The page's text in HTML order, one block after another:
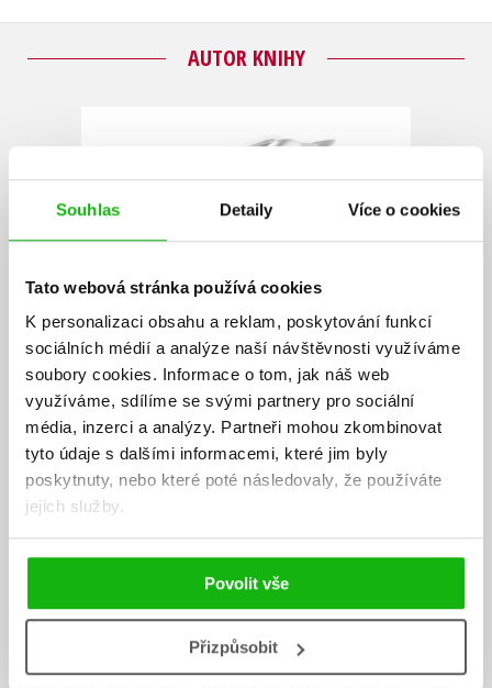
Souhlas Detaily Více o cookies
Tato webová stránka používá cookies
K personalizaci obsahu a reklam, poskytování funkcí
sociálních médií a analýze naší návštěvnosti využíváme
soubory cookies. Informace o tom, jak náš web
využíváme, sdílíme se svými partnery pro sociální
média, inzerci a analýzy. Partneři mohou zkombinovat
tyto údaje s dalšími informacemi, které jim byly
poskytnuty, nebo které poté následovaly, že používáte
jejich služby.
Povolit vše
Přizpůsobit
AUTOR KNIHY
PhDr. Pavel Maurer vystudoval žurnalistiku a několik semestrů na
katedře scenáristiky a dramaturgie FAMU. Zprvu pracoval jako noční